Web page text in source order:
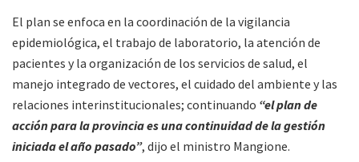
El plan se enfoca en la coordinación de la vigilancia
epidemiológica, el trabajo de laboratorio, la atención de
pacientes y la organización de los servicios de salud, el
manejo integrado de vectores, el cuidado del ambiente y las
relaciones interinstitucionales; continuando “el plan de
acción para la provincia es una continuidad de la gestión
iniciada el año pasado”, dijo el ministro Mangione.